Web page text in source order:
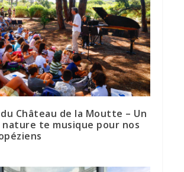
Château de la Moutte – Un
nature te musique pour nos